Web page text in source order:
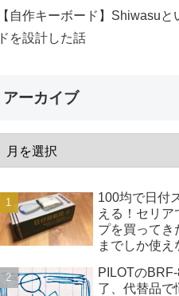
【自作キーボード】Shiwasuと
ドを設計した話
アーカイブ
100均で日付
える！セリア
プを買ってき
までしか使え
PILOTの
了、代替品で